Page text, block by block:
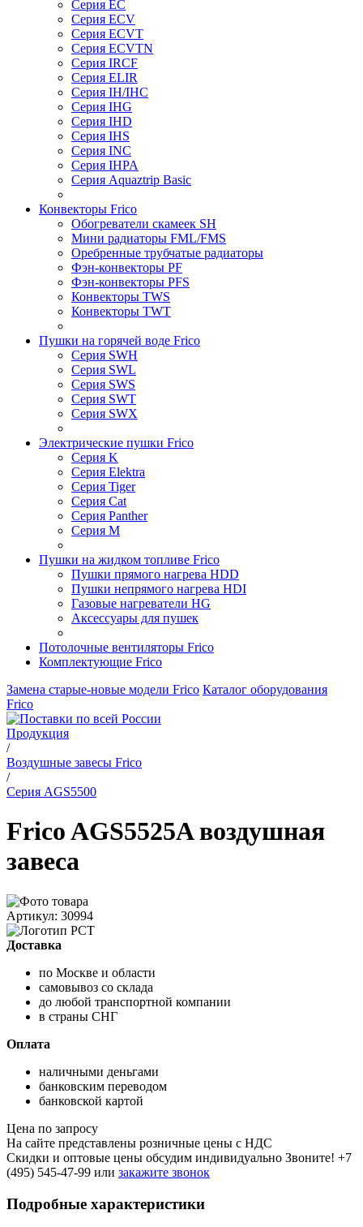
Серия EC
Серия ECV
Серия ECVT
Серия ECVTN
Серия IRCF
Серия ELIR
Серия IH/IHC
Серия IHG
Серия IHD
Серия IHS
Серия INC
Серия IHPA
Серия Aquaztrip Basic
Конвекторы Frico
Обогреватели скамеек SH
Мини радиаторы FML/FMS
Оребренные трубчатые радиаторы
Фэн-конвекторы PF
Фэн-конвекторы PFS
Конвекторы TWS
Конвекторы TWT
Пушки на горячей воде Frico
Серия SWH
Серия SWL
Серия SWS
Серия SWT
Серия SWX
Электрические пушки Frico
Серия K
Серия Elektra
Серия Tiger
Серия Cat
Серия Panther
Серия M
Пушки на жидком топливе Frico
Пушки прямого нагрева HDD
Пушки непрямого нагрева HDI
Газовые нагреватели HG
Аксессуары для пушек
Потолочные вентиляторы Frico
Комплектующие Frico
Замена старые-новые модели Frico Каталог оборудования
Frico
Продукция
/
Воздушные завесы Frico
/
Серия AGS5500
Frico AGS5525A воздушная
завеса
Артикул: 30994
Доставка
по Москве и области
самовывоз со склада
до любой транспортной компании
в страны СНГ
Оплата
наличными деньгами
банковским переводом
банковской картой
Цена по запросу
На сайте представлены розничные цены с НДС
Скидки и оптовые цены обсудим индивидуально Звоните! +7
(495) 545-47-99 или закажите звонок
Подробные характеристики